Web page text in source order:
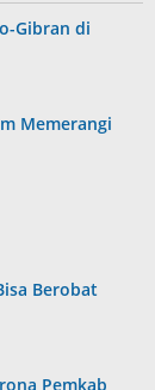
Gibran di
Memerangi
Berobat
Pemkab